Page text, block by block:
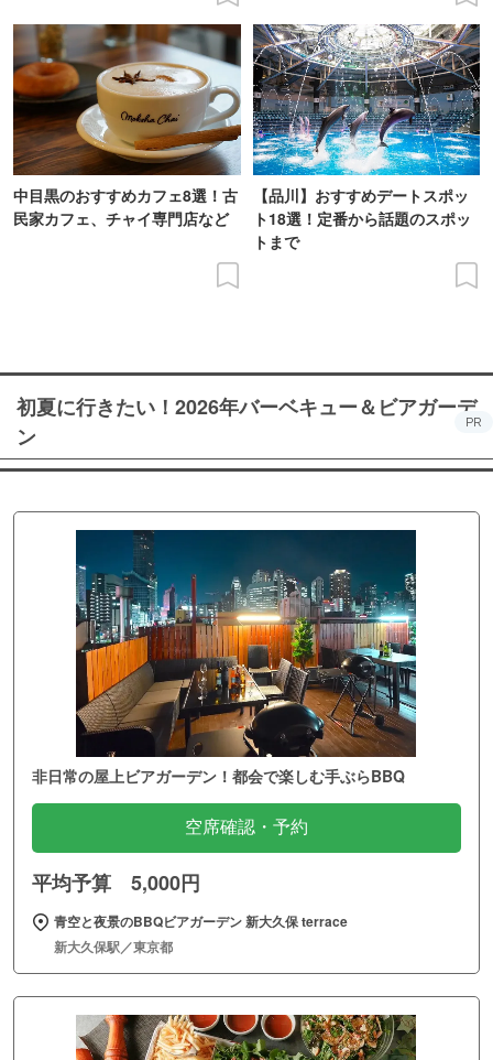
中目黒のおすすめカフェ8選！古
民家カフェ、チャイ専門店など
【品川】おすすめデートスポッ
ト18選！定番から話題のスポッ
トまで
初夏に行きたい！2026年バーベキュー＆ビアガーデ
ン
PR
非日常の屋上ビアガーデン！都会で楽しむ手ぶらBBQ
空席確認・予約
平均予算 5,000円
青空と夜景のBBQビアガーデン 新大久保 terrace
新大久保駅／東京都